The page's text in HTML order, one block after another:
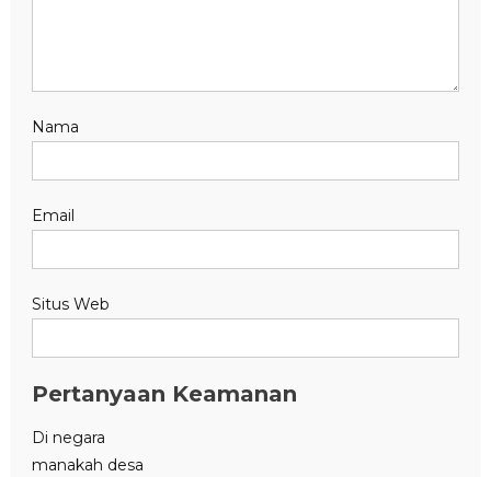
Nama
Email
Situs Web
Pertanyaan Keamanan
Di negara
manakah desa